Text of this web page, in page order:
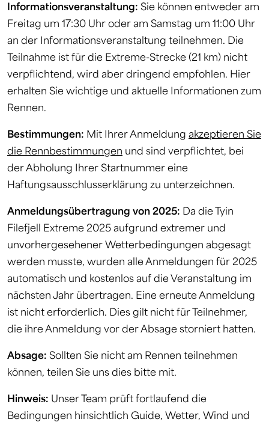
Informationsveranstaltung: Sie können entweder am
Freitag um 17:30 Uhr oder am Samstag um 11:00 Uhr
an der Informationsveranstaltung teilnehmen. Die
Teilnahme ist für die Extreme-Strecke (21 km) nicht
verpflichtend, wird aber dringend empfohlen. Hier
erhalten Sie wichtige und aktuelle Informationen zum
Rennen.
Bestimmungen: Mit Ihrer Anmeldung akzeptieren Sie
die Rennbestimmungen und sind verpflichtet, bei
der Abholung Ihrer Startnummer eine
Haftungsausschlusserklärung zu unterzeichnen.
Anmeldungsübertragung von 2025: Da die Tyin
Filefjell Extreme 2025 aufgrund extremer und
unvorhergesehener Wetterbedingungen abgesagt
werden musste, wurden alle Anmeldungen für 2025
automatisch und kostenlos auf die Veranstaltung im
nächsten Jahr übertragen. Eine erneute Anmeldung
ist nicht erforderlich. Dies gilt nicht für Teilnehmer,
die ihre Anmeldung vor der Absage storniert hatten.
Absage: Sollten Sie nicht am Rennen teilnehmen
können, teilen Sie uns dies bitte mit.
Hinweis: Unser Team prüft fortlaufend die
Bedingungen hinsichtlich Guide, Wetter, Wind und